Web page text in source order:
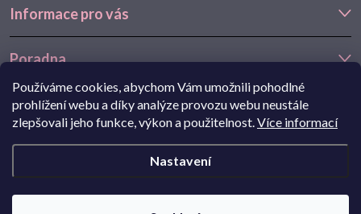
Používáme cookies, abychom Vám umožnili pohodlné
prohlížení webu a díky analýze provozu webu neustále
zlepšovali jeho funkce, výkon a použitelnost.Více informací
Nastavení
Informace pro vás
Poradna
Často hledáte
Navštivte také náš e-shop Goldstore.cz:zlaté náušnice,dětské
náušnice z bílého zlata